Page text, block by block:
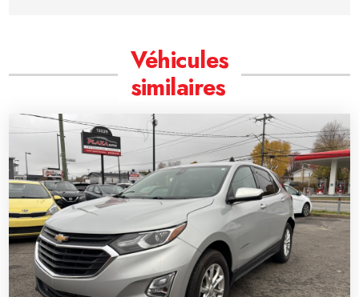
Véhicules
similaires